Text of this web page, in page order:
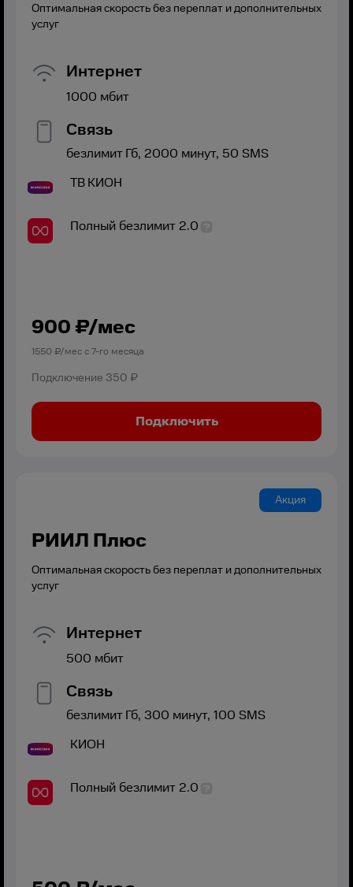
Оптимальная скорость без переплат и дополнительных
услуг
Интернет
1000 мбит
Связь
безлимитГб, 2000 минут, 50 SMS
ТВКИОН
Полный безлимит 2.0
900 ₽/мес
1550₽/мес с7-го месяца
Подключение 350 ₽
Подключить
Акция
РИИЛ Плюс
Оптимальная скорость без переплат и дополнительных
услуг
Интернет
500 мбит
Связь
безлимитГб, 300 минут, 100 SMS
КИОН
Полный безлимит 2.0